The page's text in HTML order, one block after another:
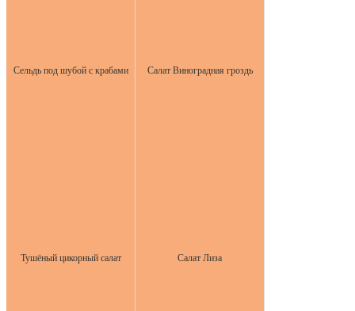
Сельдь под шубой с крабами Салат Виноградная гроздь
Тушёный цикорный салат Салат Лиза